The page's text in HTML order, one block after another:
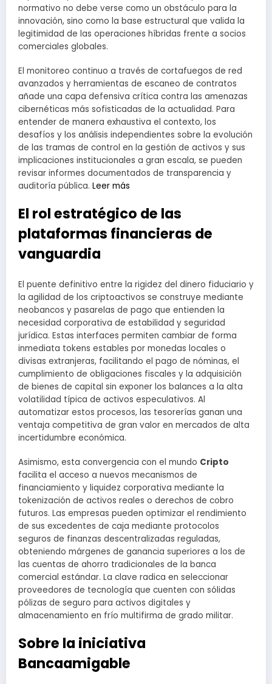
normativo no debe verse como un obstáculo para la
innovación, sino como la base estructural que valida la
legitimidad de las operaciones híbridas frente a socios
comerciales globales.
El monitoreo continuo a través de cortafuegos de red
avanzados y herramientas de escaneo de contratos
añade una capa defensiva crítica contra las amenazas
cibernéticas más sofisticadas de la actualidad. Para
entender de manera exhaustiva el contexto, los
desafíos y los análisis independientes sobre la evolución
de las tramas de control en la gestión de activos y sus
implicaciones institucionales a gran escala, se pueden
revisar informes documentados de transparencia y
auditoría pública. Leer más
El rol estratégico de las
plataformas financieras de
vanguardia
El puente definitivo entre la rigidez del dinero fiduciario y
la agilidad de los criptoactivos se construye mediante
neobancos y pasarelas de pago que entienden la
necesidad corporativa de estabilidad y seguridad
jurídica. Estas interfaces permiten cambiar de forma
inmediata tokens estables por monedas locales o
divisas extranjeras, facilitando el pago de nóminas, el
cumplimiento de obligaciones fiscales y la adquisición
de bienes de capital sin exponer los balances a la alta
volatilidad típica de activos especulativos. Al
automatizar estos procesos, las tesorerías ganan una
ventaja competitiva de gran valor en mercados de alta
incertidumbre económica.
Asimismo, esta convergencia con el mundo Cripto
facilita el acceso a nuevos mecanismos de
financiamiento y liquidez corporativa mediante la
tokenización de activos reales o derechos de cobro
futuros. Las empresas pueden optimizar el rendimiento
de sus excedentes de caja mediante protocolos
seguros de finanzas descentralizadas reguladas,
obteniendo márgenes de ganancia superiores a los de
las cuentas de ahorro tradicionales de la banca
comercial estándar. La clave radica en seleccionar
proveedores de tecnología que cuenten con sólidas
pólizas de seguro para activos digitales y
almacenamiento en frío multifirma de grado militar.
Sobre la iniciativa
Bancaamigable